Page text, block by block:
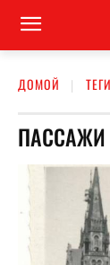
ДОМОЙ ТЕГИ